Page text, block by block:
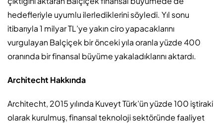
hedefleriyle uyumlu ilerlediklerini söyledi. Yıl sonu
itibarıyla 1 milyar TL’ye yakın ciro yapacaklarını
vurgulayan Balçiçek bir önceki yıla oranla yüzde 400
oranında bir finansal büyüme yakaladıklarını aktardı.
Architecht Hakkında
Architecht, 2015 yılında Kuveyt Türk’ün yüzde 100 iştiraki
olarak kurulmuş, finansal teknoloji sektöründe faaliyet